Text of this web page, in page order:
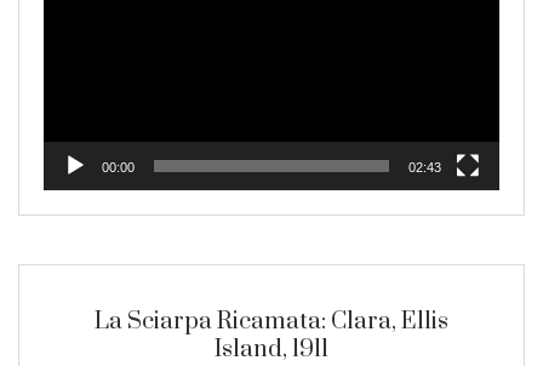
00:00 02:43
La Sciarpa Ricamata: Clara, Ellis
Island, 1911